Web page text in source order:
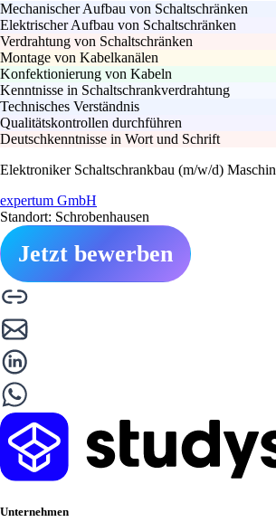
Mechanischer Aufbau von Schaltschränken
Elektrischer Aufbau von Schaltschränken
Verdrahtung von Schaltschränken
Montage von Kabelkanälen
Konfektionierung von Kabeln
Kenntnisse in Schaltschrankverdrahtung
Technisches Verständnis
Qualitätskontrollen durchführen
Deutschkenntnisse in Wort und Schrift
Elektroniker Schaltschrankbau (m/w/d)
expertum GmbH
Standort: Schrobenhausen
Jetzt bewerben
Unternehmen